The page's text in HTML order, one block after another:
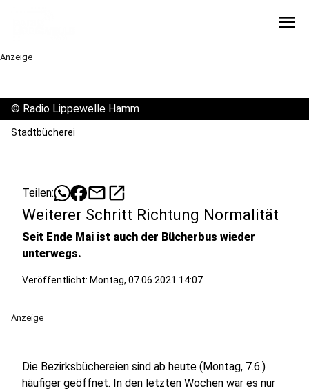
menu
Anzeige
© Radio Lippewelle Hamm
Stadtbücherei
Teilen: mailopen_in_new
Weiterer Schritt Richtung Normalität
Seit Ende Mai ist auch der Bücherbus wieder
unterwegs.
Veröffentlicht: Montag, 07.06.2021 14:07
Anzeige
Die Bezirksbüchereien sind ab heute (Montag, 7.6.)
häufiger geöffnet. In den letzten Wochen war es nur